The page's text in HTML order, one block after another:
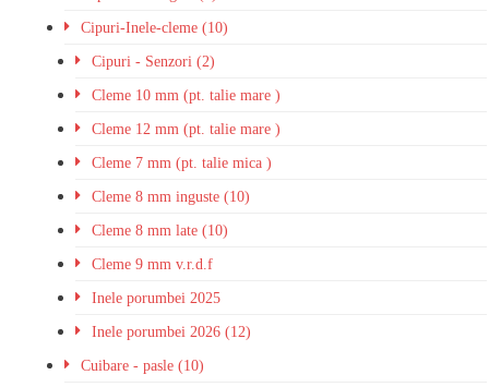
Cipuri-Inele-cleme (10)
Cipuri - Senzori (2)
Cleme 10 mm (pt. talie mare )
Cleme 12 mm (pt. talie mare )
Cleme 7 mm (pt. talie mica )
Cleme 8 mm inguste (10)
Cleme 8 mm late (10)
Cleme 9 mm v.r.d.f
Inele porumbei 2025
Inele porumbei 2026 (12)
Cuibare - pasle (10)